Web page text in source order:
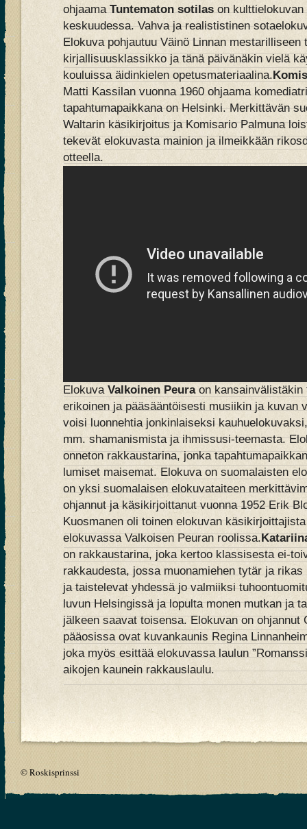
ohjaamaTuntematon sotilason kulttielokuvan
keskuudessa. Vahva ja realististinen
Elokuva pohjautuu Väinö Linnan mestarilliseen
kirjallisuusklassikko ja tänä päivänäkin vielä
kouluissa äidinkielen opetusmateriaalina.
Matti Kassilan vuonna 1960 ohjaama
tapahtumapaikkana on Helsinki. Merkittävän
Waltarin käsikirjoitus ja Komisario Palmuna
tekevät elokuvasta mainion ja ilmeikkään
otteella.
Elokuva Valkoinen Peuraon kansainvälistäkin
erikoinen ja pääsääntöisesti musiikin ja kuvan
voisi luonnehtia jonkinlaiseksi
mm. shamanismista ja ihmissusi-teemasta.
onneton rakkaustarina, jonka
lumiset maisemat. Elokuva on suomalaisten
on yksi suomalaisen elokuvataiteen
ohjannut ja käsikirjoittanut vuonna 1952 Erik
Kuosmanen oli toinen elokuvan
elokuvassa Valkoisen Peuran roolissa.
on rakkaustarina, joka kertoo klassisesta ei-
rakkaudesta, jossa muonamiehen tytär ja
ja taistelevat yhdessä jo valmiiksi
luvun Helsingissä ja lopulta monen mutkan ja
jälkeen saavat toisensa. Elokuvan on ohjannut
pääosissa ovat kuvankaunis Regina
joka myös esittää elokuvassa laulun
aikojen kaunein rakkauslaulu.
© Roskisprinssi